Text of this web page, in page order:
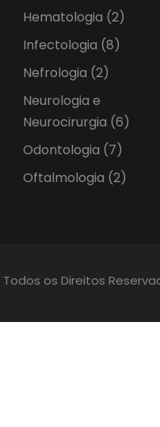
Hematologia (2)
Infectologia (8)
Nefrologia (2)
Neurologia e
Neurocirurgia (6)
Odontologia (7)
Oftalmologia (2)
Todos os Direitos